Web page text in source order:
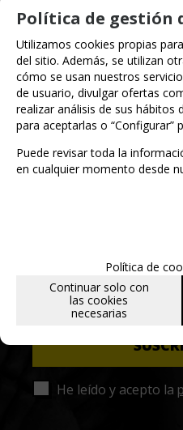
Entérate
He leído y acepto la
Política de gestión
Utilizamos cookies propias
del sitio. Además, se utilizan
cómo se usan nuestros
de usuario, divulgar ofertas
realizar análisis de sus hábitos
para aceptarlas o “Configurar”
Puede revisar toda la
en cualquier momento desde
Política de
Continuar solo con
las cookies
necesarias